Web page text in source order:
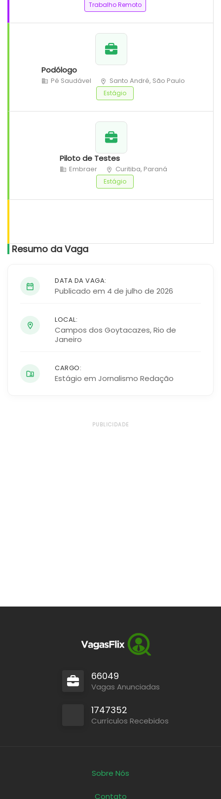
Trabalho Remoto
Podólogo
Pé Saudável Santo André, São Paulo
Estágio
Piloto de Testes
Embraer Curitiba, Paraná
Estágio
Resumo da Vaga
DATA DA VAGA:
Publicado em 4 de julho de 2026
LOCAL:
Campos dos Goytacazes,Rio de
Janeiro
CARGO:
Estágio em Jornalismo Redação
PUBLICIDADE
66049
Vagas Anunciadas
1747352
Currículos Recebidos
Sobre Nós
Contato